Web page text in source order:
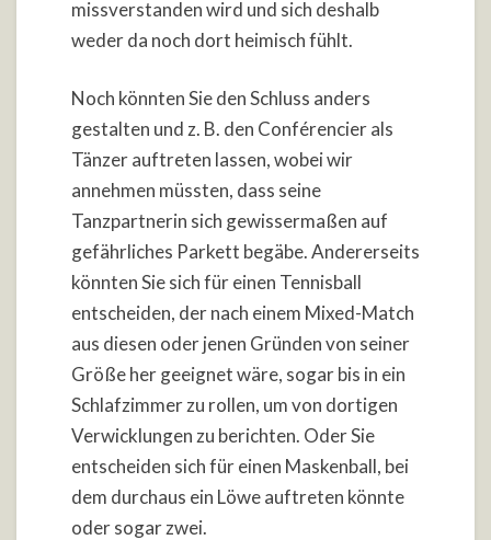
missverstanden wird und sich deshalb
weder da noch dort heimisch fühlt.
Noch könnten Sie den Schluss anders
gestalten und z. B. den Conférencier als
Tänzer auftreten lassen, wobei wir
annehmen müssten, dass seine
Tanzpartnerin sich gewissermaßen auf
gefährliches Parkett begäbe. Andererseits
könnten Sie sich für einen Tennisball
entscheiden, der nach einem Mixed-Match
aus diesen oder jenen Gründen von seiner
Größe her geeignet wäre, sogar bis in ein
Schlafzimmer zu rollen, um von dortigen
Verwicklungen zu berichten. Oder Sie
entscheiden sich für einen Maskenball, bei
dem durchaus ein Löwe auftreten könnte
oder sogar zwei.